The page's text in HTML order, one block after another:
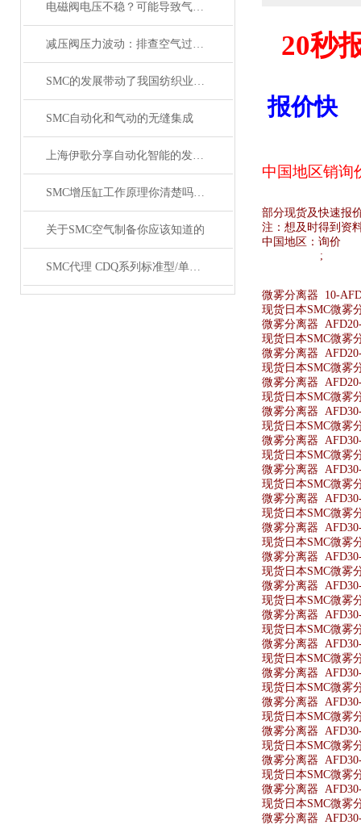
电磁阀电压不稳？可能导致气缸与锁定阀动作紊乱
减压阀压力波动：排查空气过滤器是否存在堵塞
SMC的发展带动了我国纺织业的发展
SMC自动化和气动的无缝集成
上海伊歌分享自动化智能的发展这将成为现实
SMC增压缸工作原理你清楚吗？SMC气缸工作原理
关于SMC空气制备你应该知道的
SMC代理 CDQ系列标准型/单杆双作用薄型气缸原装正品
20秒
报价快
中国地区销询
部分现货及快速报
注：想及时得到资
中国地区： 询价
;
微雾分离器 10-
现货日本SMC微雾
微雾分离器
现货日本SMC微雾
微雾分离器
现货日本SMC微雾
微雾分离器
现货日本SMC微雾
微雾分离器
现货日本SMC微雾
微雾分离器
现货日本SMC微雾
微雾分离器
现货日本SMC微雾
微雾分离器
现货日本SMC微雾
微雾分离器
现货日本SMC微雾
微雾分离器
现货日本SMC微雾
微雾分离器
现货日本SMC微雾
微雾分离器
现货日本SMC微雾
微雾分离器
现货日本SMC微雾
微雾分离器
现货日本SMC微雾
微雾分离器
现货日本SMC微雾
微雾分离器
现货日本SMC微雾
微雾分离器
现货日本SMC微雾
微雾分离器
现货日本SMC微雾
微雾分离器